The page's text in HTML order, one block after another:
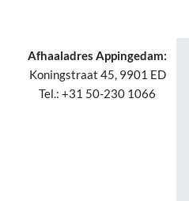
Afhaaladres Appingedam:
Koningstraat 45, 9901 ED
Tel.: +31 50-230 1066